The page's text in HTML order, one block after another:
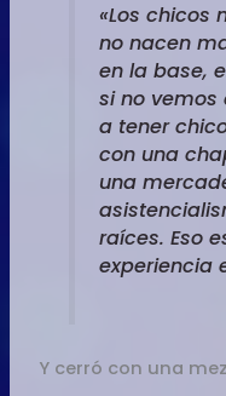
«Los chicos
no nacen
en la base,
si no vemos
a tener
con una
una
raíces. Eso
experiencia
Y cerró con una